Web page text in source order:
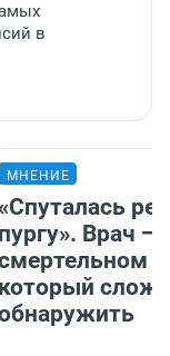
в
МНЕНИЕ
«Спуталась
пургу». Врач —
который